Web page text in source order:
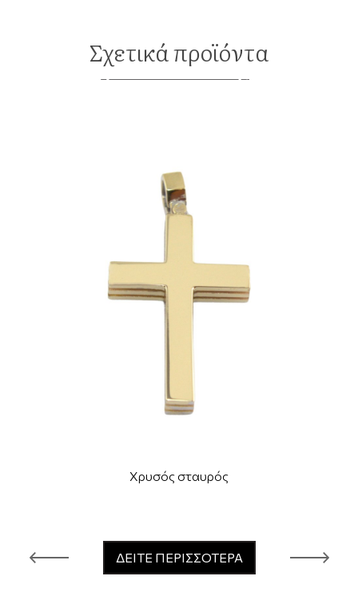
Σχετικά προϊόντα
Χρυσός σταυρός
ΔΕΙΤΕ ΠΕΡΙΣΣΟΤΕΡΑ